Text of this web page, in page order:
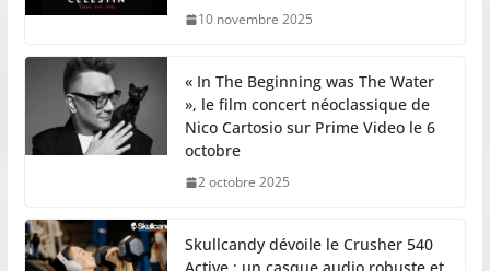
10 novembre 2025
« In The Beginning was The Water
», le film concert néoclassique de
Nico Cartosio sur Prime Video le 6
octobre
2 octobre 2025
Skullcandy dévoile le Crusher 540